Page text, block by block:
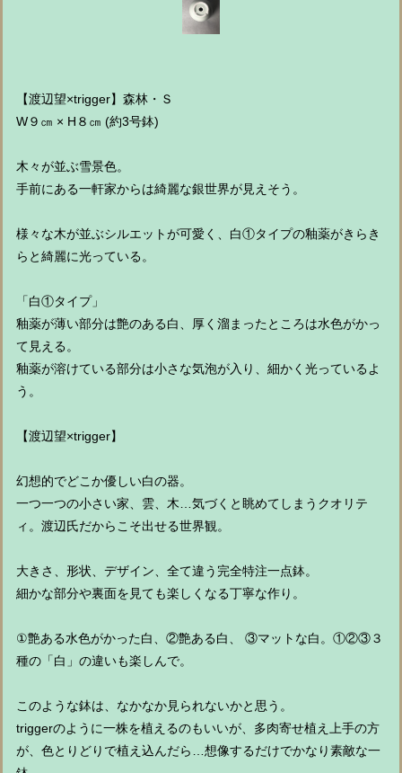
【渡辺望×trigger】森林・Ｓ
W９㎝ × H８㎝ (約3号鉢)
木々が並ぶ雪景色。
手前にある一軒家からは綺麗な銀世界が見えそう。
様々な木が並ぶシルエットが可愛く、白①タイプの釉薬がきらき
らと綺麗に光っている。
「白①タイプ」
釉薬が薄い部分は艶のある白、厚く溜まったところは水色がかっ
て見える。
釉薬が溶けている部分は小さな気泡が入り、細かく光っているよ
う。
【渡辺望×trigger】
幻想的でどこか優しい白の器。
一つ一つの小さい家、雲、木…気づくと眺めてしまうクオリテ
ィ。渡辺氏だからこそ出せる世界観。
大きさ、形状、デザイン、全て違う完全特注一点鉢。
細かな部分や裏面を見ても楽しくなる丁寧な作り。
①艶ある水色がかった白、②艶ある白、 ③マットな白。①②③３
種の「白」の違いも楽しんで。
このような鉢は、なかなか見られないかと思う。
triggerのように一株を植えるのもいいが、多肉寄せ植え上手の方
が、色とりどりで植え込んだら…想像するだけでかなり素敵な一